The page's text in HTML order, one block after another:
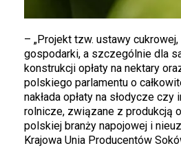
– „Projekt tzw. ustawy
gospodarki, a szczególnie dla
konstrukcji opłaty na nektary
polskiego parlamentu o
nakłada opłaty na słodycze
rolnicze, związane z produkcją
polskiej branży napojowej i
Krajowa Unia Producentów